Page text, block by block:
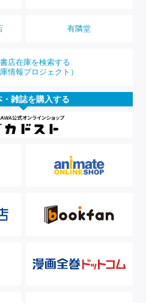
有隣堂
店在庫を検索する
庫情報プロジェクト）
・雑誌を購入する